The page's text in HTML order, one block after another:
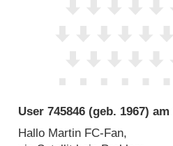
User 745846 (geb. 1967) am
Hallo Martin FC-Fan,